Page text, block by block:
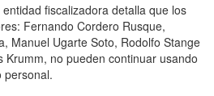
fiscalizadora detalla que los
Fernando Cordero Rusque,
Manuel Ugarte Soto, Rodolfo Stange
Krumm, no pueden continuar usando
personal.